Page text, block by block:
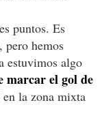
puntos. Es
pero hemos
estuvimos algo
marcar el gol de
en la zona mixta